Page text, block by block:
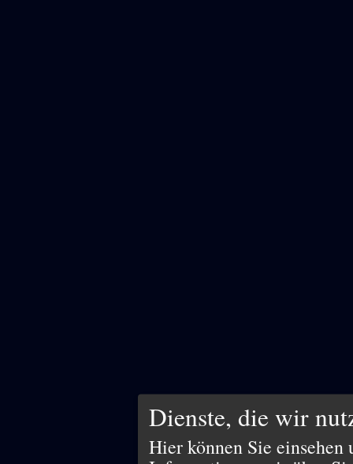
Dienste, die wir
Hier können Sie einsehen